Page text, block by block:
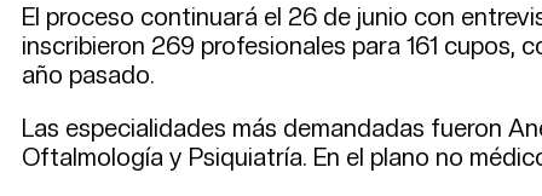
El proceso continuará el 26 de junio con
inscribieron 269 profesionales para 161 cupos,
año pasado.
Las especialidades más demandadas fueron
Oftalmología y Psiquiatría. En el plano no